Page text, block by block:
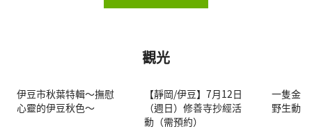
觀光
伊豆市秋葉特輯～撫慰
心靈的伊豆秋色～
【靜岡/伊豆】7月12日
（週日）修善寺抄經活
動（需預約）
一隻金
野生動